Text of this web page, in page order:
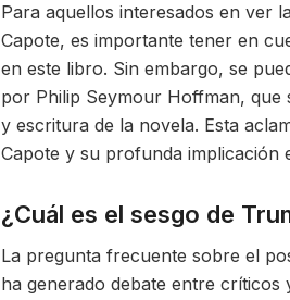
Para aquellos interesados en ver
Capote, es importante tener en
en este libro. Sin embargo, se
por Philip Seymour Hoffman, que
y escritura de la novela. Esta
Capote y su profunda implicación
¿Cuál es el sesgo de
La pregunta frecuente sobre el
ha generado debate entre críticos